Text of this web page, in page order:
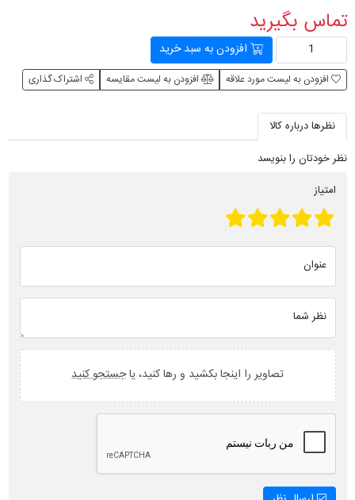
تماس بگیرید
افزودن به سبد خرید
افزودن به لیست مورد علاقه افزودن به لیست مقایسه اشتراک گذاری
نظرها درباره کالا
نظر خودتان را بنویسد
امتیاز
عنوان
نظر شما
تصاویر را اینجا بکشید و رها کنید، یاجستجو کنید